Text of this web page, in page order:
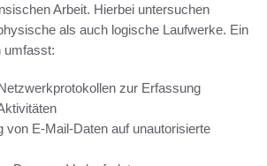
Arbeit. Hierbei untersuchen
als auch logische Laufwerke. Ein
umfasst:
zur Erfassung
von E-Mail-Daten auf unautorisierte